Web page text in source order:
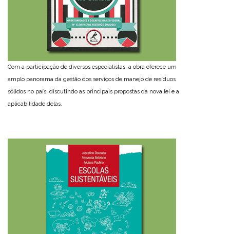
Com a participação de diversos especialistas, a obra oferece um
amplo panorama da gestão dos serviços de manejo de resíduos
sólidos no país, discutindo as principais propostas da nova lei e a
aplicabilidade delas.